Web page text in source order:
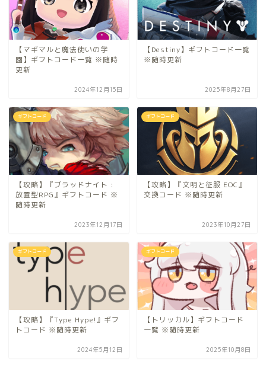
【マギマルと魔法使いの学
園】ギフトコード一覧 ※随時
更新
2024年12月15日
【Destiny】ギフトコード一覧
※随時更新
2025年8月27日
ギフトコード
【攻略】『ブラッドナイト :
放置型RPG』ギフトコード ※
随時更新
2023年12月17日
ギフトコード
【攻略】『文明と征服 EOC』
交換コード ※随時更新
2023年10月27日
ギフトコード
【攻略】『Type Hype!』ギフ
トコード ※随時更新
2024年5月12日
ギフトコード
【トリッカル】ギフトコード
一覧 ※随時更新
2025年10月8日